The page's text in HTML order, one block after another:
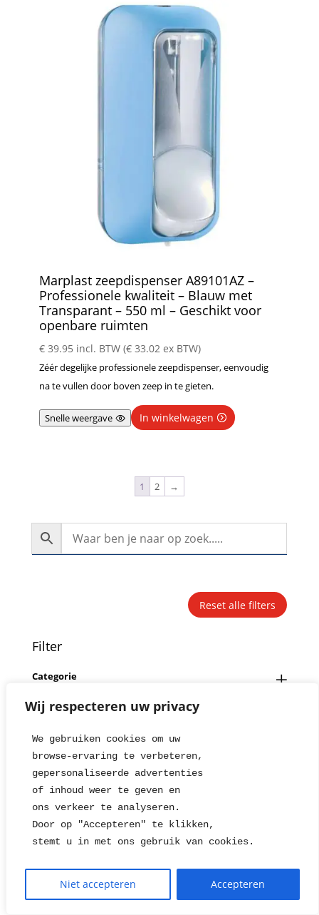
Wij respecteren uw privacy
We gebruiken cookies om uw
browse-ervaring te verbeteren,
gepersonaliseerde advertenties
of inhoud weer te geven en
ons verkeer te analyseren.
Door op "Accepteren" te klikken,
stemt u in met ons gebruik van cookies.
Niet accepteren Accepteren
Marplast zeepdispenser A89101AZ –
Professionele kwaliteit – Blauw met
Transparant – 550 ml – Geschikt voor
openbare ruimten
€39.95 incl. BTW (€33.02ex BTW)
Zéér degelijke professionele zeepdispenser, eenvoudig
na te vullen door boven zeep in te gieten.
Snelle weergave In winkelwagen
1 2 →
Reset alle filters
Filter
Categorie
Product Materiaal
Reset alle filters